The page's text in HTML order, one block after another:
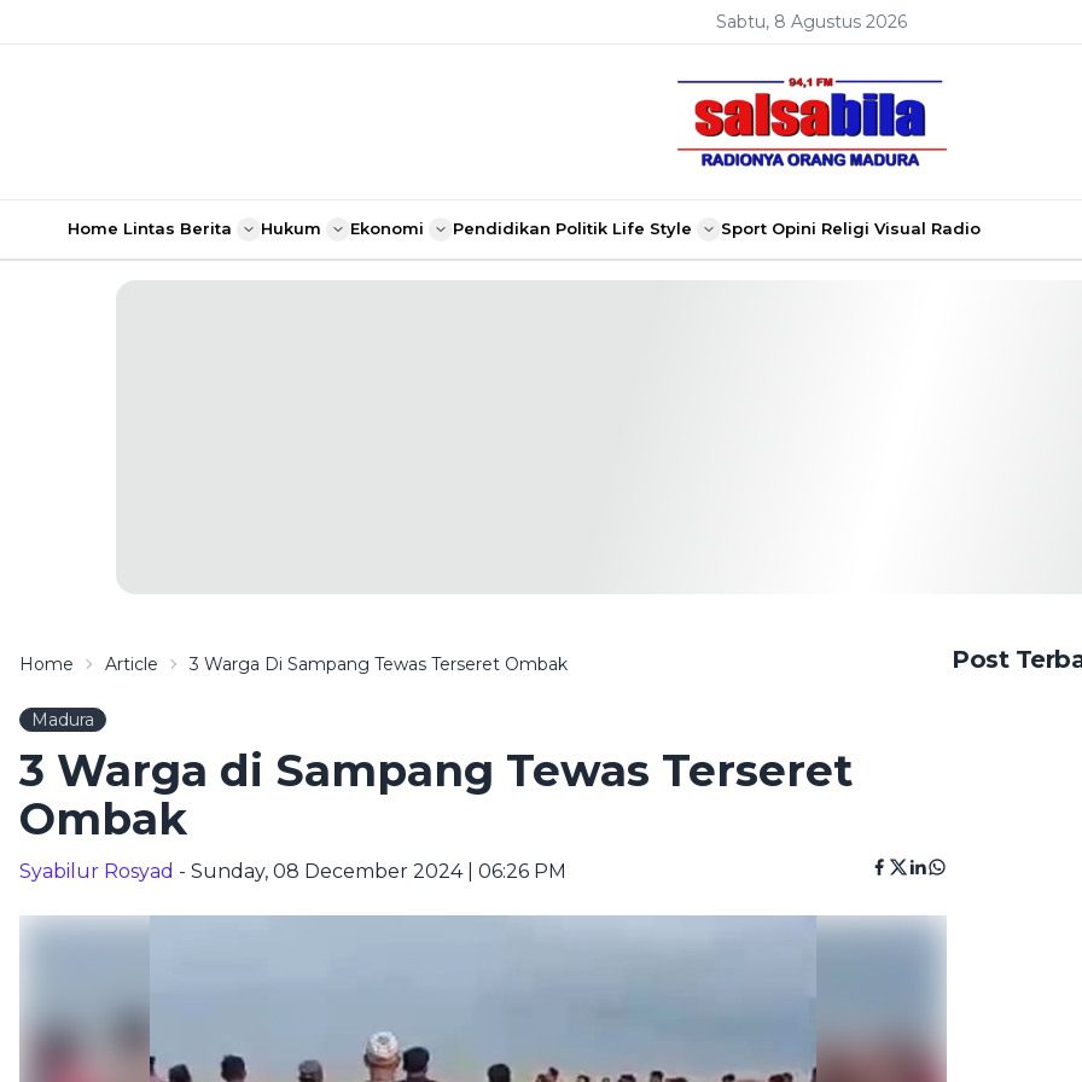
Sabtu, 8 Agustus 2026
Home Lintas Berita Hukum Ekonomi Pendidikan Politik Life Style Sport Opini Religi Visual Radio
Home Article 3 Warga Di Sampang Tewas Terseret Ombak
Madura
3 Warga di Sampang Tewas Terseret
Ombak
Syabilur Rosyad - Sunday, 08 December 2024 | 06:26 PM
Post